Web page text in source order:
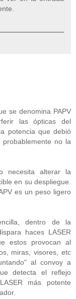
se denomina PAPV
las ópticas del
potencia que debió
no la
necesita alterar la
en su despliegue.
es un peso ligero
dentro de la
haces LASER
estos provocan al
miras, visores, etc
al convoy a
detecta el reflejo
más potente